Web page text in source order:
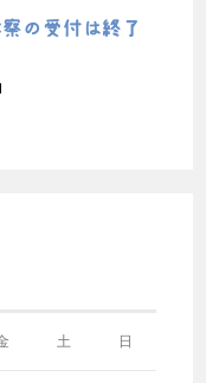
の受付は終了
土 日